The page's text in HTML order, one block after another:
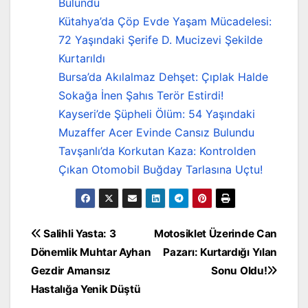
Bulundu
Kütahya’da Çöp Evde Yaşam Mücadelesi:
72 Yaşındaki Şerife D. Mucizevi Şekilde
Kurtarıldı
Bursa’da Akılalmaz Dehşet: Çıplak Halde
Sokağa İnen Şahıs Terör Estirdi!
Kayseri’de Şüpheli Ölüm: 54 Yaşındaki
Muzaffer Acer Evinde Cansız Bulundu
Tavşanlı’da Korkutan Kaza: Kontrolden
Çıkan Otomobil Buğday Tarlasına Uçtu!
Yazı
gezinmesi
Motosiklet Üzerinde Can
Pazarı: Kurtardığı Yılan
Sonu Oldu!
Salihli Yasta: 3
Dönemlik Muhtar Ayhan
Gezdir Amansız
Hastalığa Yenik Düştü